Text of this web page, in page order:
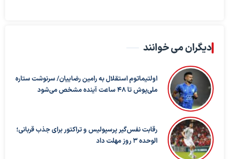
دیگران می خوانند
اولتیماتوم استقلال به رامین رضاییان/ سرنوشت ستاره
ملی‌پوش تا ۴۸ ساعت آینده مشخص می‌شود
رقابت نفس‌گیر پرسپولیس و تراکتور برای جذب قربانی؛
الوحده ۳ روز مهلت داد